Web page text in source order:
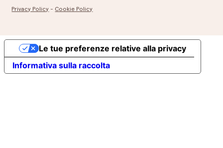
Privacy Policy - Cookie Policy
Informativa sulla raccolta
Le tue preferenze relative alla privacy